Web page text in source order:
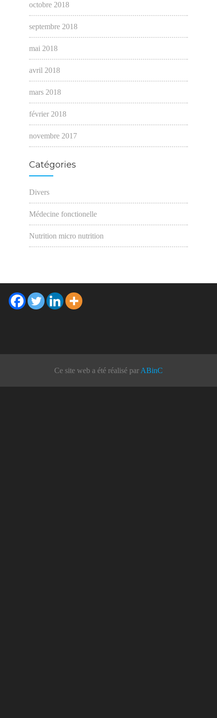
octobre 2018
septembre 2018
mai 2018
avril 2018
mars 2018
février 2018
novembre 2017
Catégories
Divers
Médecine fonctionelle
Nutrition micro nutrition
Ce site web a été réalisé par ABinC